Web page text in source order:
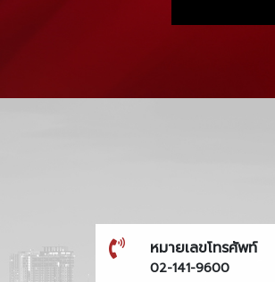
หมายเลขโทรศัพท์
02-141-9600